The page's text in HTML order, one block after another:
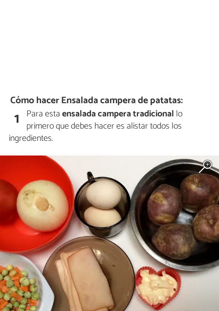
Cómo hacer Ensalada campera de patatas:
1 Para estaensalada campera tradicional lo
primero que debes hacer es alistar todos los
ingredientes.